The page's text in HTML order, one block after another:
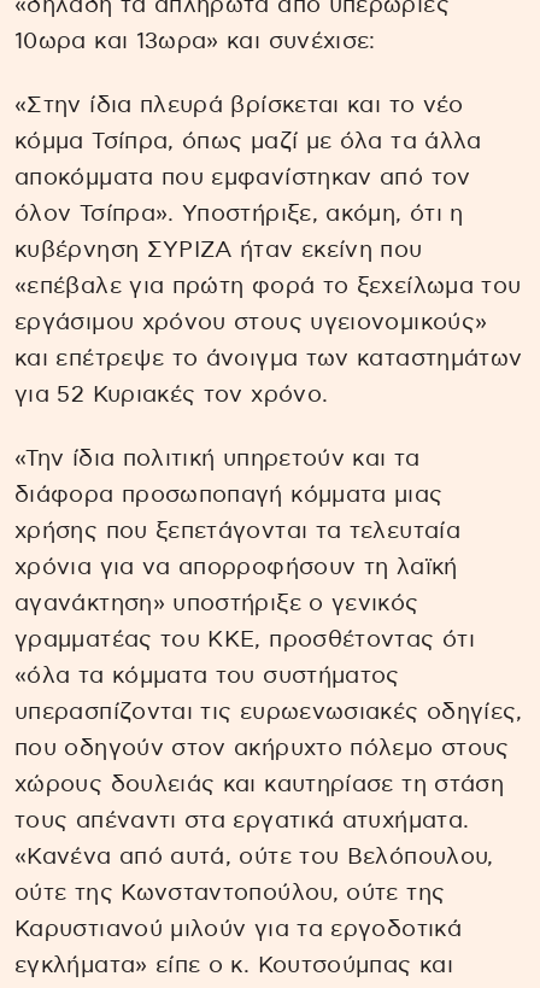
«δηλαδή τα απλήρωτα από υπερωρίες
10ωρα και 13ωρα» και συνέχισε:
«Στην ίδια πλευρά βρίσκεται και το νέο
κόμμα Τσίπρα, όπως μαζί με όλα τα άλλα
αποκόμματα που εμφανίστηκαν από τον
όλον Τσίπρα». Υποστήριξε, ακόμη, ότι η
κυβέρνηση ΣΥΡΙΖΑ ήταν εκείνη που
«επέβαλε για πρώτη φορά το ξεχείλωμα του
εργάσιμου χρόνου στους υγειονομικούς»
και επέτρεψε το άνοιγμα των καταστημάτων
για 52 Κυριακές τον χρόνο.
«Την ίδια πολιτική υπηρετούν και τα
διάφορα προσωποπαγή κόμματα μιας
χρήσης που ξεπετάγονται τα τελευταία
χρόνια για να απορροφήσουν τη λαϊκή
αγανάκτηση» υποστήριξε ο γενικός
γραμματέας του ΚΚΕ, προσθέτοντας ότι
«όλα τα κόμματα του συστήματος
υπερασπίζονται τις ευρωενωσιακές οδηγίες,
που οδηγούν στον ακήρυχτο πόλεμο στους
χώρους δουλειάς και καυτηρίασε τη στάση
τους απέναντι στα εργατικά ατυχήματα.
«Κανένα από αυτά, ούτε του Βελόπουλου,
ούτε της Κωνσταντοπούλου, ούτε της
Καρυστιανού μιλούν για τα εργοδοτικά
εγκλήματα» είπε ο κ. Κουτσούμπας και